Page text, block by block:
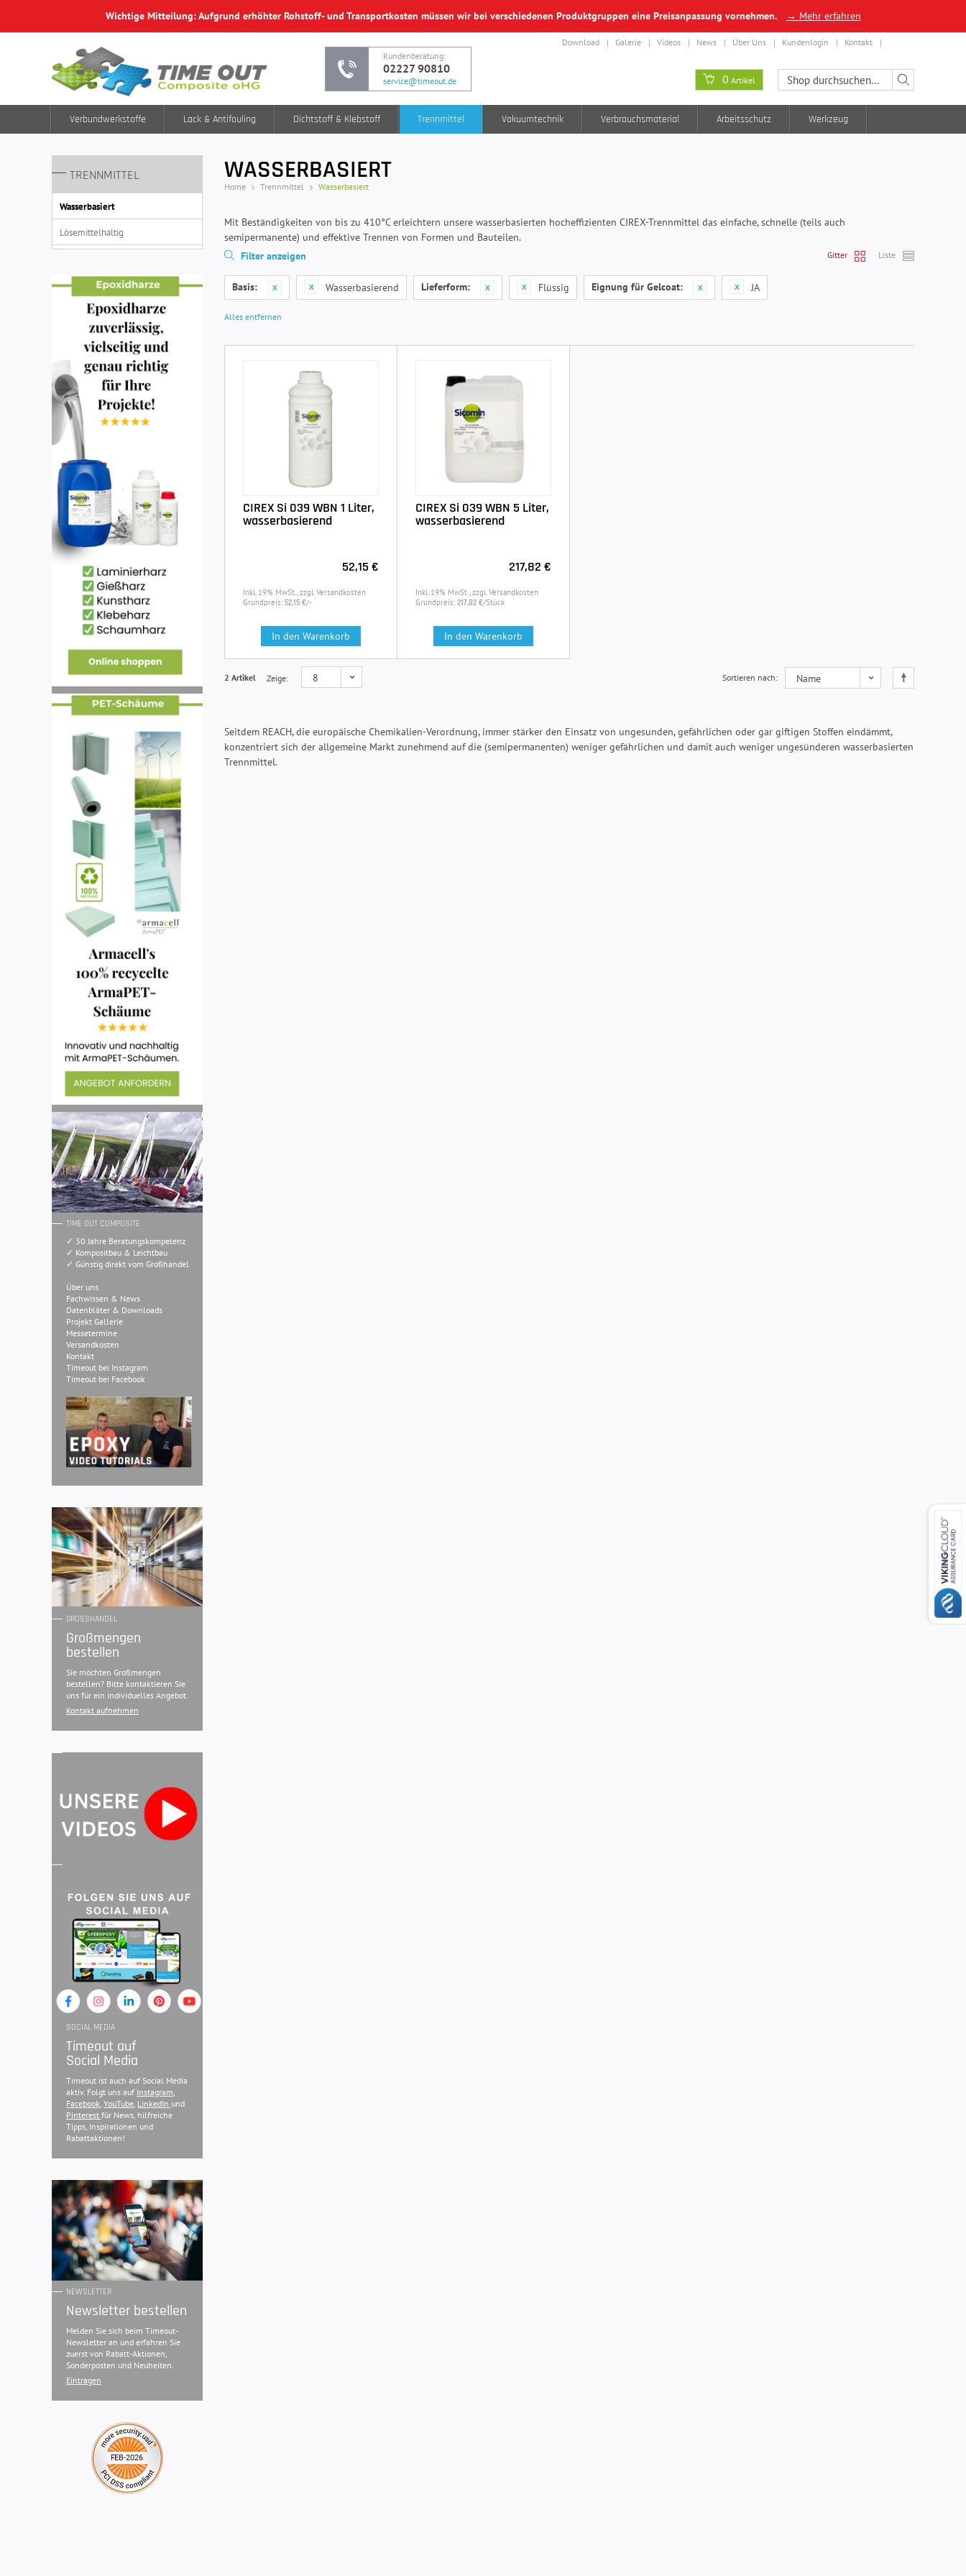
Wichtige Mitteilung: Aufgrund erhöhter Rohstoff- und Transportkosten müssen wir bei verschiedenen Produktgruppen eine Preisanpassung vornehmen. → Mehr erfahren
Kundenberatung:
02227 90810
service@timeout.de
Download Galerie Videos News Über Uns Kundenlogin Kontakt
0 Artikel
Verbundwerkstoffe Lack & Antifouling Dichtstoff & Klebstoff Trennmittel Vakuumtechnik Verbrauchsmaterial Arbeitsschutz Werkzeug
TRENNMITTEL
Wasserbasiert
Lösemittelhaltig
WASSERBASIERT
Home Trennmittel Wasserbasiert
Mit Beständigkeiten von bis zu 410°C erleichtern unsere wasserbasierten hocheffizienten CIREX-Trennmittel das einfache, schnelle (teils auch
semipermanente) und effektive Trennen von Formen und Bauteilen.
Filter anzeigen
Gitter Liste
Basis: Wasserbasierend Lieferform: Flüssig Eignung für Gelcoat: JA
Alles entfernen
CIREX Si 039 WBN 1 Liter,
wasserbasierend
52,15 €
Inkl. 19% MwSt., zzgl. Versandkosten
Grundpreis: 52,15 €/-
In den Warenkorb
CIREX Si 039 WBN 5 Liter,
wasserbasierend
217,82 €
Inkl. 19% MwSt., zzgl. Versandkosten
Grundpreis: 217,82 €/Stück
In den Warenkorb
Sortieren nach
2 Artikel Zeige
Seitdem REACH, die europäische Chemikalien-Verordnung, immer stärker den Einsatz von ungesunden, gefährlichen oder gar giftigen Stoffen eindämmt,
konzentriert sich der allgemeine Markt zunehmend auf die (semipermanenten) weniger gefährlichen und damit auch weniger ungesünderen wasserbasierten
Trennmittel.
TIME OUT COMPOSITE
✓ 30 Jahre Beratungskompetenz
✓ Kompositbau & Leichtbau
✓ Günstig direkt vom Großhandel
Über uns
Fachwissen & News
Datenbläter & Downloads
Projekt Gallerie
Messetermine
Versandkosten
Kontakt
Timeout bei Instagram
Timeout bei Facebook
GROSSHANDEL
Großmengen
bestellen
Sie möchten Großmengen
bestellen? Bitte kontaktieren Sie
uns für ein individuelles Angebot.
Kontakt aufnehmen
SOCIAL MEDIA
Timeout auf
Social Media
Timeout ist auch auf Social Media
aktiv. Folgt uns auf Instagram,
Facebook, YouTube, LinkedIn und
Pinterest für News, hilfreiche
Tipps, Inspirationen und
Rabattaktionen!
NEWSLETTER
Newsletter bestellen
Melden Sie sich beim Timeout-
Newsletter an und erfahren Sie
zuerst von Rabatt-Aktionen,
Sonderposten und Neuheiten.
Eintragen